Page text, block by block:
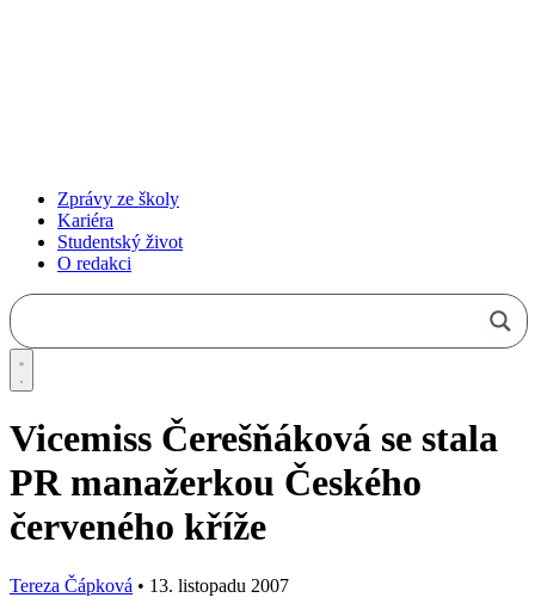
Zprávy ze školy
Kariéra
Studentský život
O redakci
Vicemiss Čerešňáková se stala
PR manažerkou Českého
červeného kříže
Tereza Čápková • 13. listopadu 2007